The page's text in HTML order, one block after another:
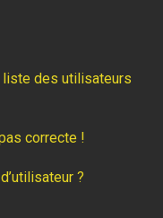
liste des utilisateurs
correcte !
?